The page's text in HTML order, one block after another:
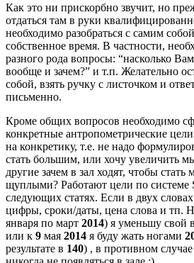
Как это ни прискорбно звучит, но
отдаться там в руки
необходимо разобраться с самим
собственное время. В частности,
разного рода вопросы: “насколько
вообще и зачем?” и т.п. Желательно
собой, взять ручку с листочком и
письменно.
Кроме общих вопросов необходимо
конкретные антропометрические
на конкретику, т.е. не надо
стать большим, или хочу увеличить
другие зачем в зал ходят, чтобы стать
щуплыми? Работают цели по системе
следующих статях. Если в двух
цифры, сроки/даты, цена слова и тп.
января по март 2014) я уменьшу свой
или к 9 мая 2014 я буду жать ногами
результате в 140) , в противном